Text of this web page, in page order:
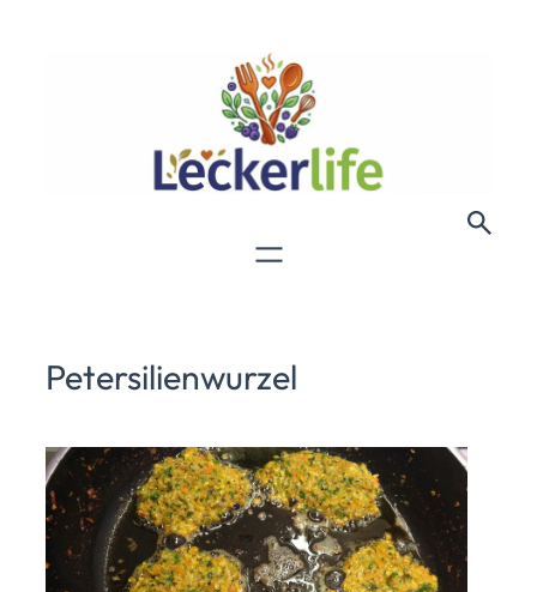
Petersilienwurzel